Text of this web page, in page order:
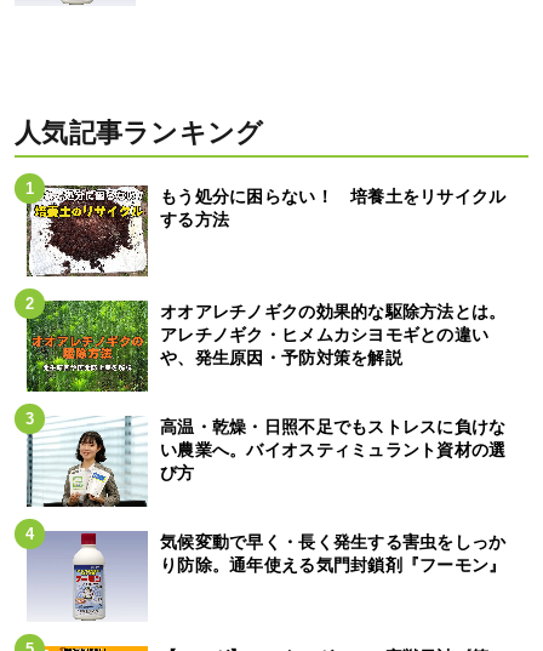
人気記事ランキング
もう処分に困らない！ 培養土をリサイクル
する方法
オオアレチノギクの効果的な駆除方法とは。
アレチノギク・ヒメムカシヨモギとの違い
や、発生原因・予防対策を解説
高温・乾燥・日照不足でもストレスに負けな
い農業へ。バイオスティミュラント資材の選
び方
気候変動で早く・長く発生する害虫をしっか
り防除。通年使える気門封鎖剤『フーモン』